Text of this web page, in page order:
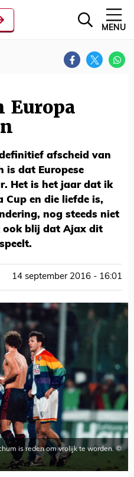
MENU
Europa
afscheid van
is dat Europese
Het is het jaar dat ik
Cup en die liefde is,
nog steeds niet
ook blij dat Ajax dit
14 september 2016 - 16:01
is reden om vrolijk te worden. ©